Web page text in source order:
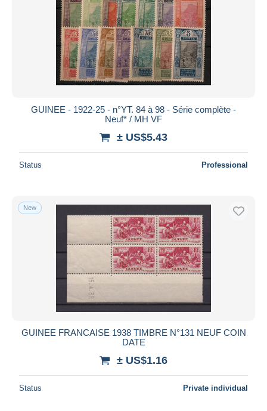
GUINEE - 1922-25 - n°YT. 84 à 98 - Série complète -
Neuf* / MH VF
± US$5.43
Status Professional
New
GUINEE FRANCAISE 1938 TIMBRE N°131 NEUF COIN
DATE
± US$1.16
Status Private individual